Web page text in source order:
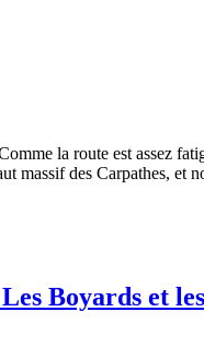
la route est assez
des Carpathes, et
Boyards et